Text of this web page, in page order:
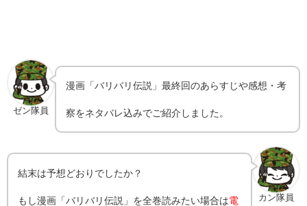
ゼン隊員
漫画「バリバリ伝説」最終回のあらすじや感想・考
察をネタバレ込みでご紹介しました。
カン隊員
結末は予想どおりでしたか？
もし漫画「バリバリ伝説」を全巻読みたい場合は電